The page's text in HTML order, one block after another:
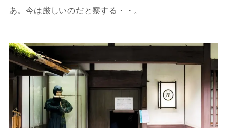
あ。今は厳しいのだと察する・・。